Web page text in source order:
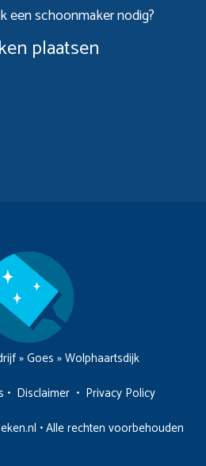
een schoonmaker nodig?
plaatsen
»Goes »Wolphaartsdijk
• Disclaimer • Privacy Policy
• Alle rechten voorbehouden